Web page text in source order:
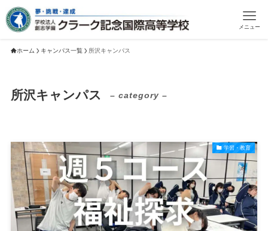
メニュー
ホーム キャンパス一覧 所沢キャンパス
所沢キャンパス – category –
学習・教育